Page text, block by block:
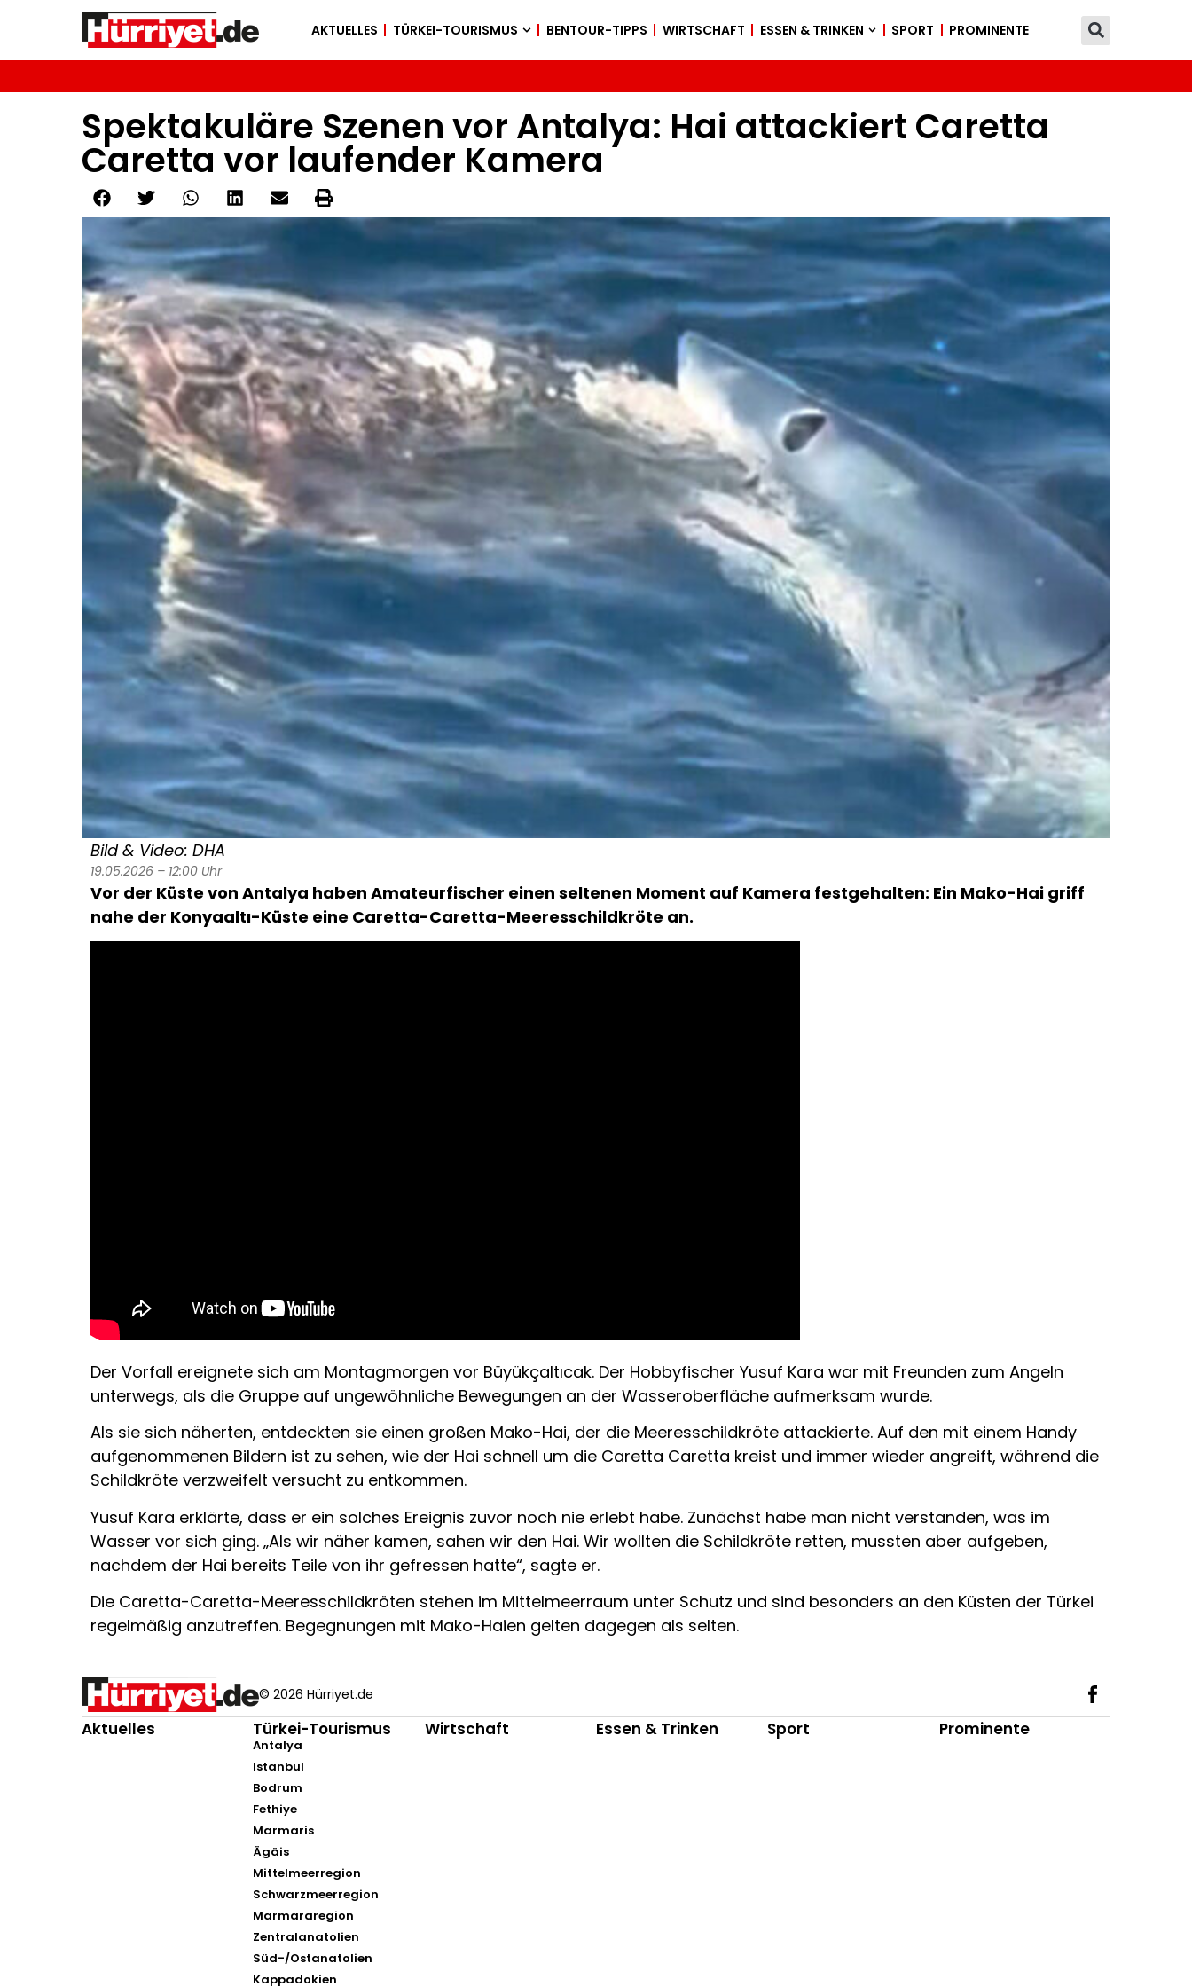
AKTUELLES TÜRKEI-TOURISMUS BENTOUR-TIPPS WIRTSCHAFT ESSEN & TRINKEN SPORT PROMINENTE
Spektakuläre Szenen vor Antalya: Hai attackiert Caretta
Caretta vor laufender Kamera
Bild & Video: DHA
19.05.2026 – 12:00 Uhr
Vor der Küste von Antalya haben Amateurfischer einen seltenen Moment auf Kamera festgehalten: Ein Mako-Hai griff
nahe der Konyaaltı-Küste eine Caretta-Caretta-Meeresschildkröte an.
Der Vorfall ereignete sich am Montagmorgen vor Büyükçaltıcak. Der Hobbyfischer Yusuf Kara war mit Freunden zum Angeln
unterwegs, als die Gruppe auf ungewöhnliche Bewegungen an der Wasseroberfläche aufmerksam wurde.
Als sie sich näherten, entdeckten sie einen großen Mako-Hai, der die Meeresschildkröte attackierte. Auf den mit einem Handy
aufgenommenen Bildern ist zu sehen, wie der Hai schnell um die Caretta Caretta kreist und immer wieder angreift, während die
Schildkröte verzweifelt versucht zu entkommen.
Yusuf Kara erklärte, dass er ein solches Ereignis zuvor noch nie erlebt habe. Zunächst habe man nicht verstanden, was im
Wasser vor sich ging. „Als wir näher kamen, sahen wir den Hai. Wir wollten die Schildkröte retten, mussten aber aufgeben,
nachdem der Hai bereits Teile von ihr gefressen hatte“, sagte er.
Die Caretta-Caretta-Meeresschildkröten stehen im Mittelmeerraum unter Schutz und sind besonders an den Küsten der Türkei
regelmäßig anzutreffen. Begegnungen mit Mako-Haien gelten dagegen als selten.
© 2026 Hürriyet.de
Aktuelles Türkei-Tourismus
Antalya
Istanbul
Bodrum
Fethiye
Marmaris
Ägäis
Mittelmeerregion
Schwarzmeerregion
Marmararegion
Zentralanatolien
Süd-/Ostanatolien
Kappadokien
Wirtschaft Essen & Trinken Sport Prominente